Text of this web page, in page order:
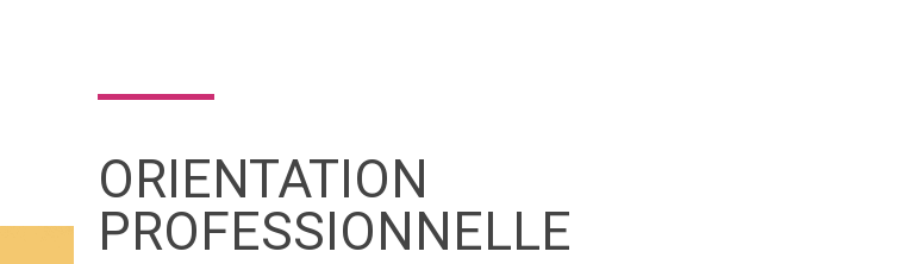
ORIENTATION
PROFESSIONNELLE